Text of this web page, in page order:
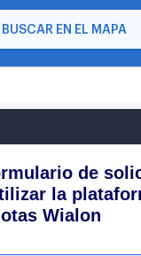
BUSCAR EN EL MAPA